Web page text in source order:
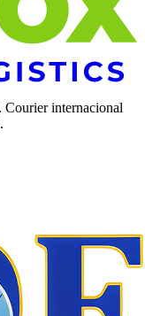
Courier internacional